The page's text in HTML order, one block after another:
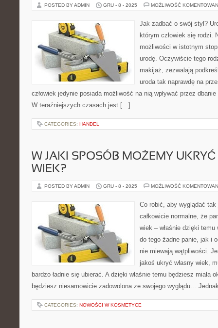
POSTED BY ADMIN GRU - 8 - 2025 MOŻLIWOŚĆ
Jak zadbać o swój styl?
którym człowiek się rodzi.
możliwości w istotnym
urodę. Oczywiście tego
makijaż, zezwalają
uroda tak naprawdę na
człowiek jedynie posiada możliwość na nią wpływać przez dbanie
W teraźniejszych czasach jest […]
CATEGORIES: HANDEL
W JAKI SPOSÓB MOŻEMY
WIEK?
POSTED BY ADMIN GRU - 8 - 2025 MOŻLIWOŚĆ
Co robić, aby wyglądać tak
całkowicie normalne, że
wiek – właśnie dzięki temu
do tego żadne panie, jak i
nie miewają wątpliwości.
jakoś ukryć własny wiek,
bardzo ładnie się ubierać. A dzięki właśnie temu będziesz miała
będziesz niesamowicie zadowolona ze swojego wyglądu…
CATEGORIES: NOWOŚCI W KOSMETYCE